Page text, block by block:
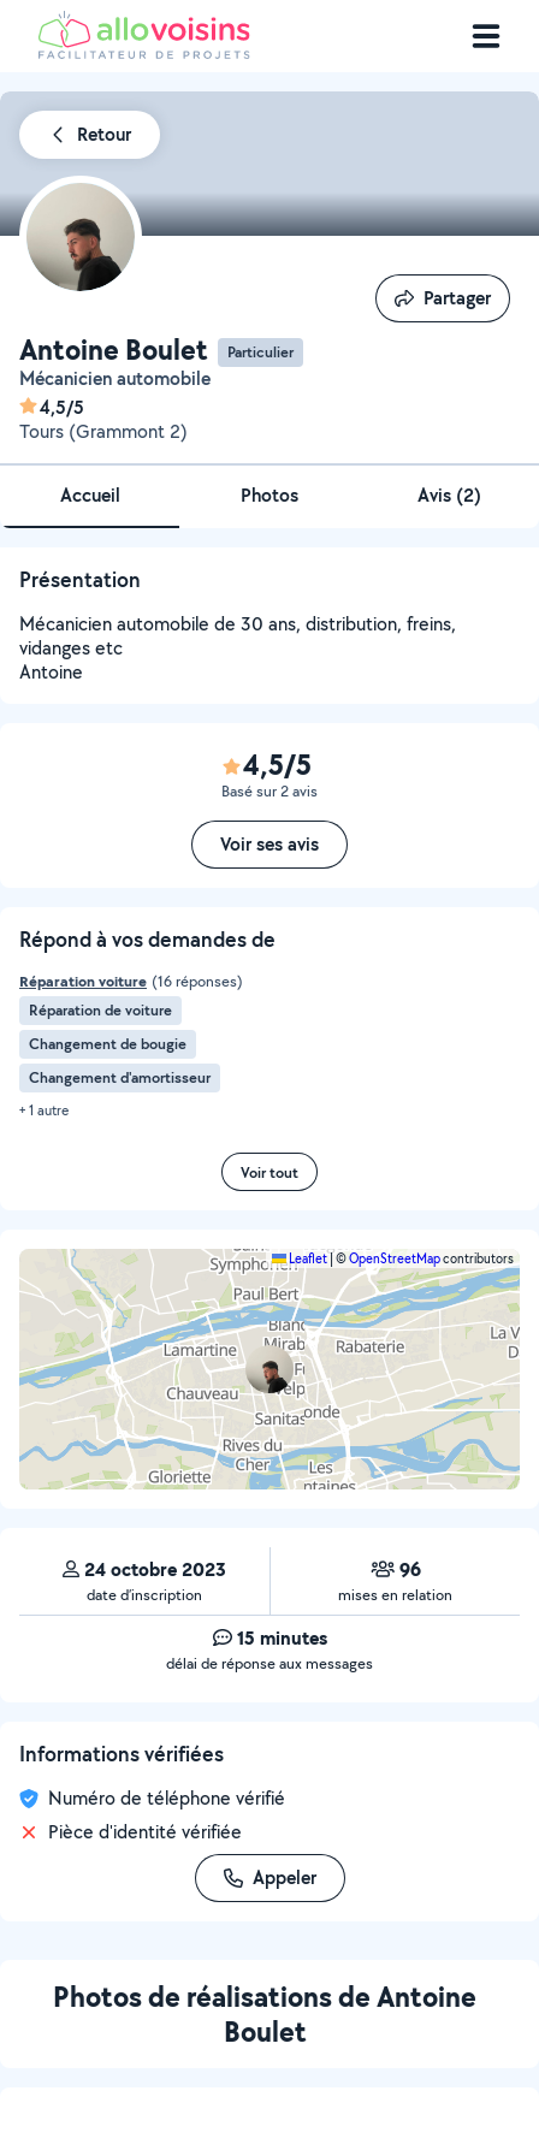
Retour
Antoine Boulet Particulier
Mécanicien automobile
4,5/5
Tours (Grammont 2)
Partager
Partager
Accueil Photos Avis (2)
Présentation
Mécanicien automobile de 30 ans, distribution, freins,
vidanges etc
Antoine
4,5/5
Basé sur 2 avis
Voir ses avis
Répond à vos demandes de
Réparation voiture (16 réponses)
Réparation de voiture
Changement de bougie
Changement d'amortisseur
+ 1 autre
Voir tout
Leaflet| ©OpenStreetMapcontributors
24 octobre 2023
date d’inscription
96
mises en relation
15 minutes
délai de réponse aux messages
Informations vérifiées
Numéro de téléphone vérifié
Pièce d'identité vérifiée
Appeler
Photos de réalisations de Antoine
Boulet